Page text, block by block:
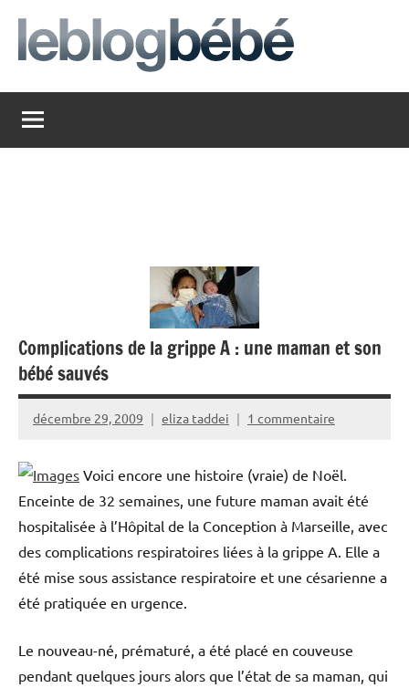
contenu
leblogbebe
The
Social
Complications de la grippe A : une maman et son
bébé sauvés
décembre 29, 2009 eliza taddei 1 commentaire
Voici encore une histoire (vraie) de Noël.
Enceinte de 32 semaines, une future maman avait été
hospitalisée à l’Hôpital de la Conception à Marseille, avec
des complications respiratoires liées à la grippe A. Elle a
été mise sous assistance respiratoire et une césarienne a
été pratiquée en urgence.
Le nouveau-né, prématuré, a été placé en couveuse
pendant quelques jours alors que l’état de sa maman, qui